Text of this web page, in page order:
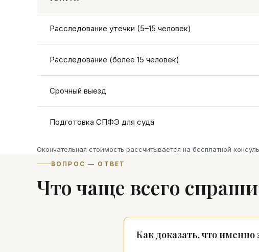
Расследование утечки (5–15 человек)
Расследование (более 15 человек)
Срочный выезд
Подготовка СПФЭ для суда
Окончательная стоимость рассчитывается на бесплатной
ВОПРОС — ОТВЕТ
Что чаще всего
Как доказать, что